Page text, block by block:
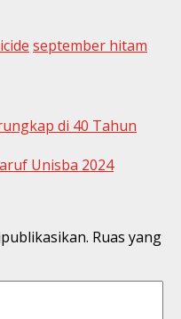
september hitam
di 40 Tahun
Unisba 2024
Ruas yang